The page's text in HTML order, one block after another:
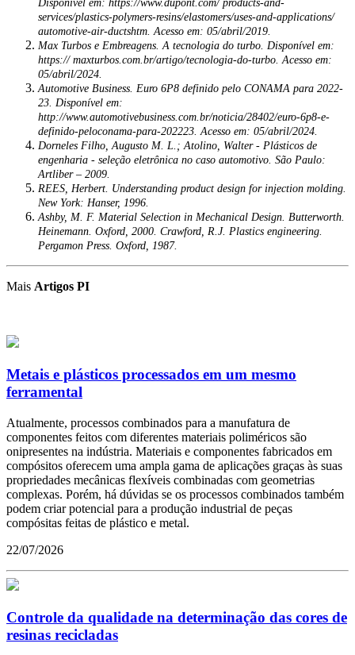
Disponível em: https://www.dupont.com/ products-and-
services/plastics-polymers-resins/elastomers/uses-and-applications/
automotive-air-ductshtm. Acesso em: 05/abril/2019.
Max Turbos e Embreagens. A tecnologia do turbo. Disponível em:
https:// maxturbos.com.br/artigo/tecnologia-do-turbo. Acesso em:
05/abril/2024.
Automotive Business. Euro 6P8 definido pelo CONAMA para 2022-
23. Disponível em:
http://www.automotivebusiness.com.br/noticia/28402/euro-6p8-e-
definido-peloconama-para-202223. Acesso em: 05/abril/2024.
Dorneles Filho, Augusto M. L.; Atolino, Walter - Plásticos de
engenharia - seleção eletrônica no caso automotivo. São Paulo:
Artliber – 2009.
REES, Herbert. Understanding product design for injection molding.
New York: Hanser, 1996.
Ashby, M. F. Material Selection in Mechanical Design. Butterworth.
Heinemann. Oxford, 2000. Crawford, R.J. Plastics engineering.
Pergamon Press. Oxford, 1987.
Mais Artigos PI
Metais e plásticos processados em um mesmo
ferramental
Atualmente, processos combinados para a manufatura de
componentes feitos com diferentes materiais poliméricos são
onipresentes na indústria. Materiais e componentes fabricados em
compósitos oferecem uma ampla gama de aplicações graças às suas
propriedades mecânicas flexíveis combinadas com geometrias
complexas. Porém, há dúvidas se os processos combinados também
podem criar potencial para a produção industrial de peças
compósitas feitas de plástico e metal.
22/07/2026
Controle da qualidade na determinação das cores de
resinas recicladas